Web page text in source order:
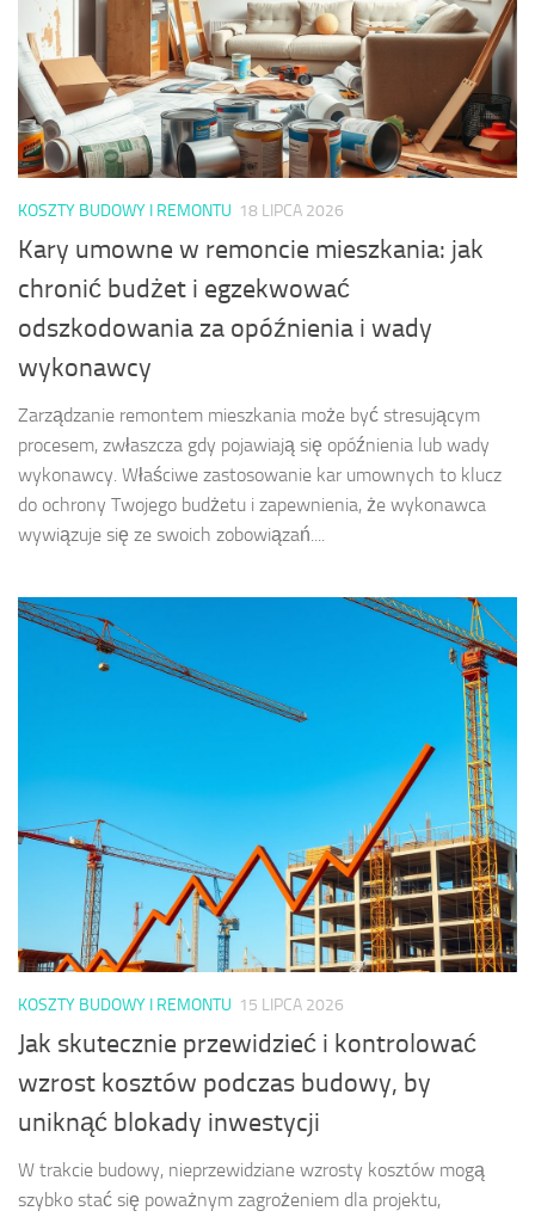
KOSZTY BUDOWY I REMONTU 18 LIPCA 2026
Kary umowne w remoncie mieszkania: jak
chronić budżet i egzekwować
odszkodowania za opóźnienia i wady
wykonawcy
Zarządzanie remontem mieszkania może być stresującym
procesem, zwłaszcza gdy pojawiają się opóźnienia lub wady
wykonawcy. Właściwe zastosowanie kar umownych to klucz
do ochrony Twojego budżetu i zapewnienia, że wykonawca
wywiązuje się ze swoich zobowiązań....
KOSZTY BUDOWY I REMONTU 15 LIPCA 2026
Jak skutecznie przewidzieć i kontrolować
wzrost kosztów podczas budowy, by
uniknąć blokady inwestycji
W trakcie budowy, nieprzewidziane wzrosty kosztów mogą
szybko stać się poważnym zagrożeniem dla projektu,